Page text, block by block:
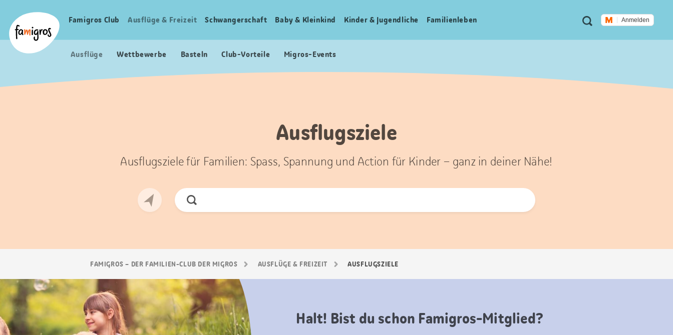
Navigation
Logo
Meta
Navigation
Suche Anmelden
Haupt
Famigros Club Ausflüge & Freizeit Schwangerschaft Baby & Kleinkind Kinder & Jugendliche Familien­leben
Ausflüge Wettbewerbe Basteln Club-Vorteile Migros-Events
Ausflugsziele
Ausflugsziele für Familien: Spass, Spannung und Action für Kinder – ganz in deiner Nähe!
Jetzt
FAMIGROS – DER FAMILIEN-CLUB DER MIGROS AUSFLÜGE & FREIZEIT AUSFLUGSZIELE
Halt! Bist du schon Famigros-Mitglied?